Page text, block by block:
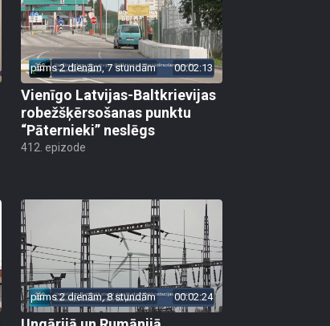
pirms 2 dienām, 7 stundām 00:02:13
Vienīgo Latvijas-Baltkrievijas
robežšķērsošanas punktu
“Pāternieki” neslēgs
412. epizode
pirms 2 dienām, 8 stundām 00:02:24